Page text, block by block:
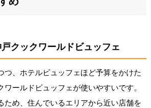
クックワールドビュッフェ
つ、ホテルビュッフェほど予算をかけた
ワールドビュッフェが使いやすいです。
ため、住んでいるエリアから近い店舗を